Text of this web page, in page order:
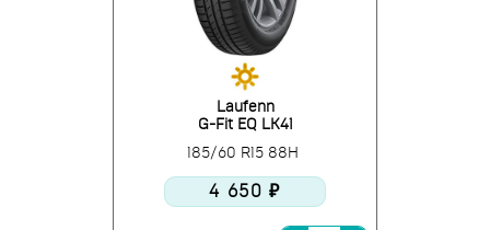
Laufenn
G-Fit EQ LK41
185/60 R15 88H
4 650 ₽